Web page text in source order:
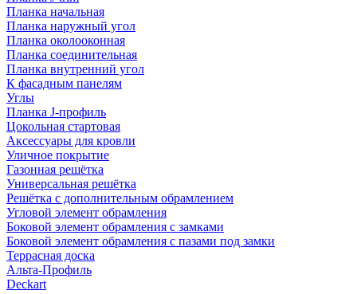
Планка начальная
Планка наружный угол
Планка околооконная
Планка соединительная
Планка внутренний угол
К фасадным панелям
Углы
Планка J-профиль
Цокольная стартовая
Аксессуары для кровли
Уличное покрытие
Газонная решётка
Универсальная решётка
Решётка с дополнительным обрамлением
Угловой элемент обрамления
Боковой элемент обрамления с замками
Боковой элемент обрамления с пазами под замки
Террасная доска
Альта-Профиль
Deckart